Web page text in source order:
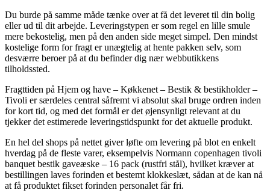
Du burde på samme måde tænke over at få det leveret til din bolig
eller ud til dit arbejde. Leveringstypen er som regel en lille smule
mere bekostelig, men på den anden side meget simpel. Den mindst
kostelige form for fragt er unægtelig at hente pakken selv, som
desværre beroer på at du befinder dig nær webbutikkens
tilholdssted.
Fragttiden på Hjem og have – Køkkenet – Bestik & bestikholder –
Tivoli er særdeles central såfremt vi absolut skal bruge ordren inden
for kort tid, og med det formål er det øjensynligt relevant at du
tjekker det estimerede leveringstidspunkt for det aktuelle produkt.
En hel del shops på nettet giver løfte om levering på blot en enkelt
hverdag på de fleste varer, eksempelvis Normann copenhagen tivoli
banquet bestik gaveæske – 16 pack (rustfri stål), hvilket kræver at
bestillingen laves forinden et bestemt klokkeslæt, sådan at de kan nå
at få produktet fikset forinden personalet får fri.